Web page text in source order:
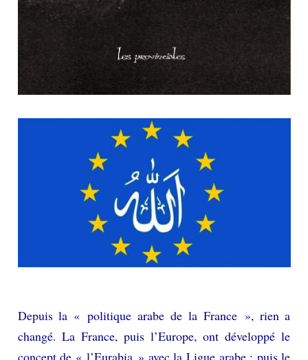
Depuis la « politique arabe de la France », rien a
changé. La France, puis l’Europe, ont développé le
concept de « l’Eurabia » avec la Ligue arabe ; puis le